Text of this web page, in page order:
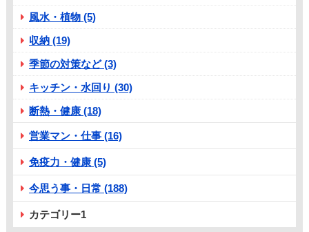
風水・植物 (5)
収納 (19)
季節の対策など (3)
キッチン・水回り (30)
断熱・健康 (18)
営業マン・仕事 (16)
免疫力・健康 (5)
今思う事・日常 (188)
カテゴリー1